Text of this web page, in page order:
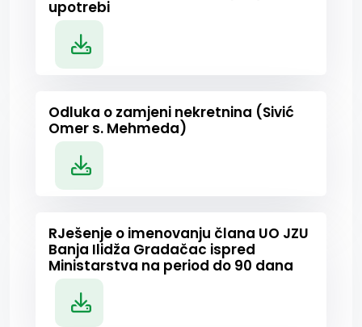
upotrebi
Odluka o zamjeni nekretnina (Sivić
Omer s. Mehmeda)
RJešenje o imenovanju člana UO JZU
Banja Ilidža Gradačac ispred
Ministarstva na period do 90 dana